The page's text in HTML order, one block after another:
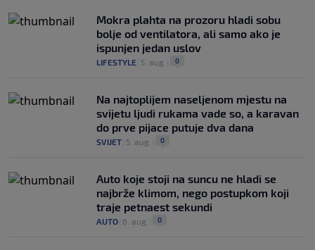
Mokra plahta na prozoru hladi sobu
bolje od ventilatora, ali samo ako je
ispunjen jedan uslov
LIFESTYLE 5. aug. 0
Na najtoplijem naseljenom mjestu na
svijetu ljudi rukama vade so, a karavan
do prve pijace putuje dva dana
SVIJET 5. aug. 0
Auto koje stoji na suncu ne hladi se
najbrže klimom, nego postupkom koji
traje petnaest sekundi
AUTO 6. aug. 0